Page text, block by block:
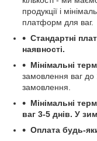
продукції і
платформ для ваг.
Стандартні
наявності.
Мінімальні
замовлення ваг до
замовлення.
Мінімальні
ваг 3-5 днів. У
Оплата будь-